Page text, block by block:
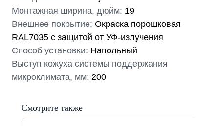
Монтажная ширина, дюйм: 19
Внешнее покрытие: Окраска порошковая
RAL7035 с защитой от УФ-излучения
Способ установки: Напольный
Выступ кожуха системы поддержания
микроклимата, мм: 200
Смотрите также
Мы являемся
официальным
дилером ГК «Штиль"
стабилизатора или ИБП и наши
менеджеры помогут вам подобрать